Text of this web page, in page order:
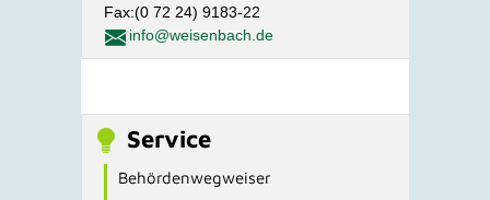
Fax:(0 72 24) 9183-22
info@weisenbach.de
Service
Behördenwegweiser